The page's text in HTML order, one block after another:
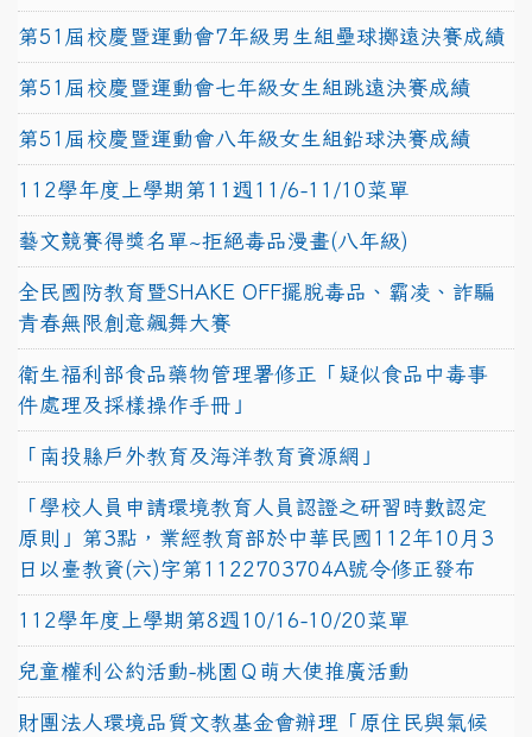
第51屆校慶暨運動會7年級男生組壘球擲遠決賽成績
第51屆校慶暨運動會七年級女生組跳遠決賽成績
第51屆校慶暨運動會八年級女生組鉛球決賽成績
112學年度上學期第11週11/6-11/10菜單
藝文競賽得獎名單~拒絕毒品漫畫(八年級)
全民國防教育暨SHAKE OFF擺脫毒品、霸凌、詐騙
青春無限創意飆舞大賽
衛生福利部食品藥物管理署修正「疑似食品中毒事
件處理及採樣操作手冊」
「南投縣戶外教育及海洋教育資源網」
「學校人員申請環境教育人員認證之研習時數認定
原則」第3點，業經教育部於中華民國112年10月3
日以臺教資(六)字第1122703704A號令修正發布
112學年度上學期第8週10/16-10/20菜單
兒童權利公約活動-桃園Ｑ萌大使推廣活動
財團法人環境品質文教基金會辦理「原住民與氣候